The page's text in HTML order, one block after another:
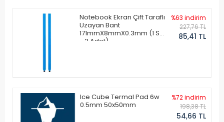
Notebook Ekran Çift Taraflı
Uzayan Bant
171mmX8mmX0.3mm (1 Set
- 2 Adet)
%63 indirim
227,76 TL
85,41 TL
Ice Cube Termal Pad 6w
0.5mm 50x50mm
%72 indirim
198,38 TL
54,66 TL